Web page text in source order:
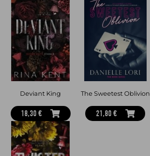
Deviant King
18,30 €
The Sweetest Oblivion
21,80 €